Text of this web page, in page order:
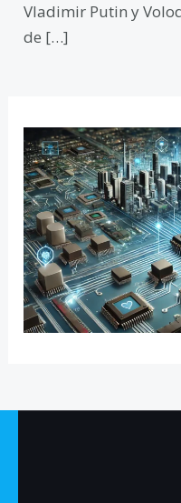
Vladimir Putin y
de […]